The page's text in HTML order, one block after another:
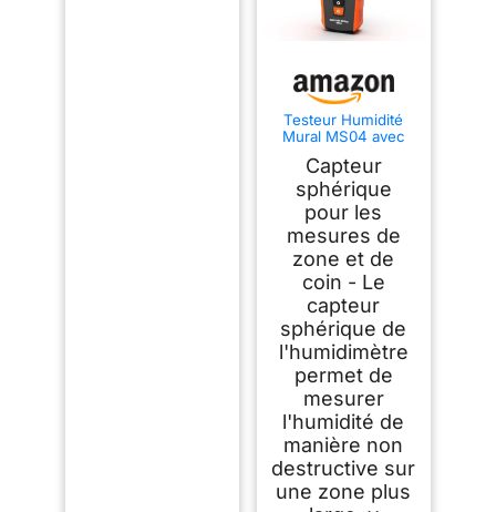
Testeur Humidité
Mural MS04 avec
pour des Mesures
Non Destructeur,
Idéal pour le Bois,
Murs et Matériaux
de Construction,
Alarmes d'humidité
Personnalisables et
Affichage
Température
Capteur
sphérique
pour les
mesures de
zone et de
coin - Le
capteur
sphérique de
l'humidimètre
permet de
mesurer
l'humidité de
manière non
destructive sur
une zone plus